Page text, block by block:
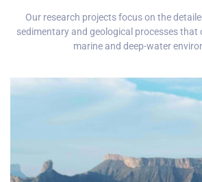
Our research projects focus on the
sedimentary and geological processes that
marine and deep-water